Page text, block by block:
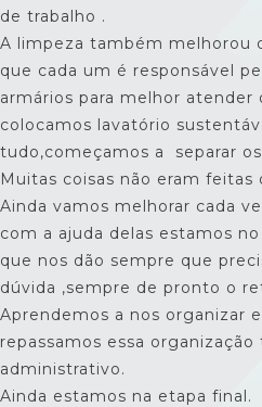
de trabalho .
A limpeza também melhorou
que cada um é responsável
armários para melhor
colocamos lavatório
tudo,começamos a separar
Muitas coisas não eram feitas
Ainda vamos melhorar cada
com a ajuda delas estamos
que nos dão sempre que
dúvida ,sempre de pronto o
Aprendemos a nos organizar
repassamos essa
administrativo.
Ainda estamos na etapa final.